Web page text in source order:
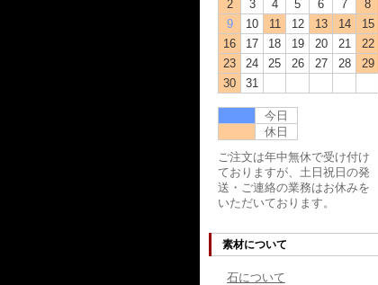
2
3 4 5 6 7
8
9
10 11 12 13 14
15
16
17 18 19 20 21
22
23
24 25 26 27 28
29
30
31
今日
休日
ご注文は年中無休で受け付け
ておりますが、土日祝日の発
送・ご連絡の業務はお休みを
いただいております。
素材について
石について